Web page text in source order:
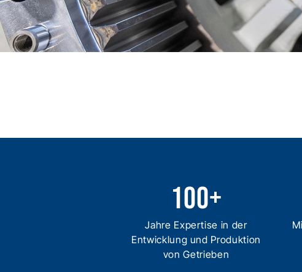
100+
Jahre Expertise in der
Entwicklung und Produktion
von Getrieben